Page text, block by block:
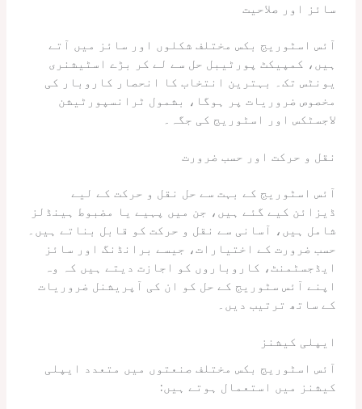
سائز اور صلاحیت
آئس اسٹوریج بکس مختلف شکلوں اور سائز میں آتے
ہیں، کمپیکٹ پورٹیبل حل سے لے کر بڑے اسٹیشنری
یونٹس تک۔ بہترین انتخاب کا انحصار کاروبار کی
مخصوص ضروریات پر ہوگا، بشمول ٹرانسپورٹیشن
لاجسٹکس اور اسٹوریج کی جگہ۔
نقل و حرکت اور حسب ضرورت
آئس اسٹوریج کے بہت سے حل نقل و حرکت کے لیے
ڈیزائن کیے گئے ہیں، جن میں پہیے یا مضبوط ہینڈلز
شامل ہیں، آسانی سے نقل و حرکت کو قابل بناتے ہیں۔
حسب ضرورت کے اختیارات، جیسے برانڈنگ اور سائز
ایڈجسٹمنٹ، کاروباروں کو اجازت دیتے ہیں کہ وہ
اپنے آئس سٹوریج کے حل کو ان کی آپریشنل ضروریات
کے ساتھ ترتیب دیں۔
ایپلی کیشنز
آئس اسٹوریج بکس مختلف صنعتوں میں متعدد ایپلی
کیشنز میں استعمال ہوتے ہیں: